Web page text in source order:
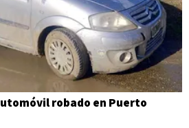
robado en Puerto